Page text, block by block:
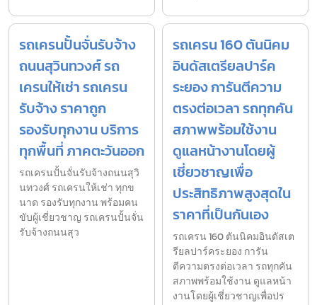
รถเครนปั้นจั่นรับจ้าง
ถนนสุวินทวงศ์ รถ
เครนให้เช่า รถเครน
รับจ้าง ราคาถูก
รองรับทุกงาน บริการ
ทุกพื้นที่ ภาคตะวันออก
รถเครนปั้นจั่นรับจ้างถนนสุวิ
นทวงศ์ รถเครนให้เช่า ทุกข
นาด รองรับทุกงาน พร้อมคน
ขับผู้เชี่ยวชาญ รถเครนปั้นจั่น
รับจ้างถนนสุว
รถเครน 160 ตันนิคม
อินดัสเตรียลปาร์ค
ระยอง การันตีความ
ตรงต่อเวลา รถทุกคัน
สภาพพร้อมใช้งาน
ดูแลหน้างานโดยผู้
เชี่ยวชาญเพื่อ
ประสิทธิภาพสูงสุดใน
ราคาที่เป็นกันเอง
รถเครน 160 ตันนิคมอินดัสเต
รียลปาร์คระยอง การัน
ตีความตรงต่อเวลา รถทุกคัน
สภาพพร้อมใช้งาน ดูแลหน้า
งานโดยผู้เชี่ยวชาญเพื่อปร